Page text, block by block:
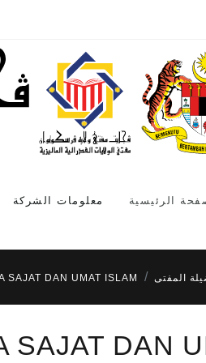
الرئيسية معلومات الشركة
المفتى SAJAT DAN UMAT ISLAM
SAJAT DAN